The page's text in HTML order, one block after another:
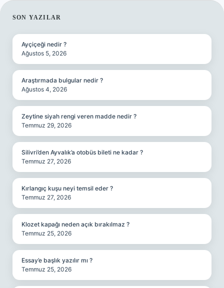
SIDEBAR
SON YAZILAR
Ayçiçeği nedir ?
Ağustos 5, 2026
Araştırmada bulgular nedir ?
Ağustos 4, 2026
Zeytine siyah rengi veren madde nedir ?
Temmuz 29, 2026
Silivri’den Ayvalık’a otobüs bileti ne kadar ?
Temmuz 27, 2026
Kırlangıç kuşu neyi temsil eder ?
Temmuz 27, 2026
Klozet kapağı neden açık bırakılmaz ?
Temmuz 25, 2026
Essay’e başlık yazılır mı ?
Temmuz 25, 2026